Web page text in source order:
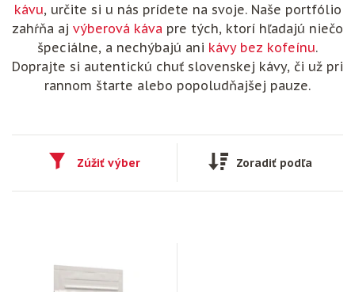
kávu, určite si u nás prídete na svoje. Naše portfólio
zahŕňa aj výberová káva pre tých, ktorí hľadajú niečo
špeciálne, a nechýbajú ani kávy bez kofeínu.
Doprajte si autentickú chuť slovenskej kávy, či už pri
rannom štarte alebo popoludňajšej pauze.
Zúžiť výber Zoradiť podľa